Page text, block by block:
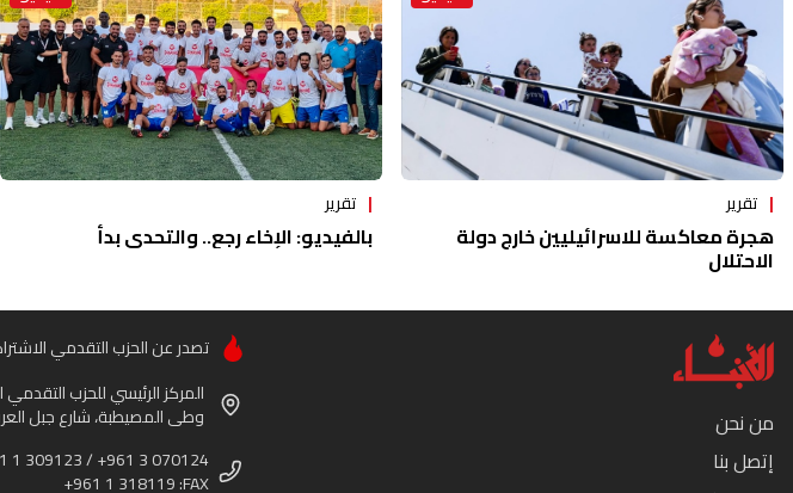
تقرير
هجرة معاكسة للاسرائيليين خارج دولة
الاحتلال
تقرير
بالفيديو: الإخاء رجع.. والتحدي بدأ
من نحن
إتصل بنا
تصدر عن الحزب التقدمي
المركز الرئيسي للحزب
وطى المصيطبة، شارع جبل
1 309123 / +961 3 070124
+961 1 318119 :FAX